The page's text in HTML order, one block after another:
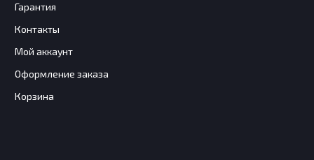
Гарантия
Контакты
Мой аккаунт
Оформление заказа
Корзина